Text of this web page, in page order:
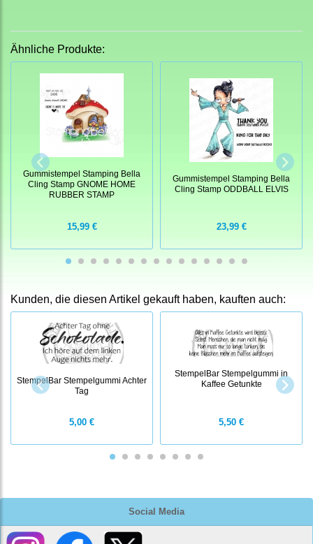
Social Media
Ähnliche Produkte:
Gummistempel Stamping Bella
Cling Stamp GNOME HOME
RUBBER STAMP
15,99 €
Gummistempel Stamping Bella
Cling Stamp ODDBALL ELVIS
23,99 €
Kunden, die diesen Artikel gekauft haben, kauften auch:
StempelBar Stempelgummi Achter
Tag
5,00 €
StempelBar Stempelgummi in
Kaffee Getunkte
5,50 €